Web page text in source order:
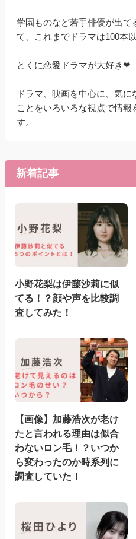
学園ものなど若手俳優が出て
て、これまでドラマは100本
とくに恋愛ドラマが大好き❤
ドラマ、映画を中心に、気
ことをいろいろな視点で情報
す。
新着記事
小野花梨は伊藤沙莉に似
てる！？顔や声を比較調
査してみた！
【画像】加藤浩次が老け
たと言われる理由は似合
わないロン毛！？いつか
ら変わったのか時系列に
調査していた！